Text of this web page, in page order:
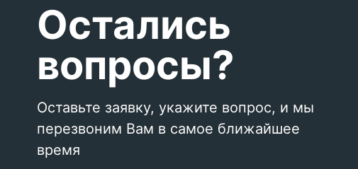
Остались
вопросы?
Оставьте заявку, укажите вопрос, и мы
перезвоним Вам в самое ближайшее
время